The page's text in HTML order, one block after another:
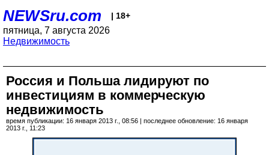
NEWSru.com | 18+
пятница, 7 августа 2026
Недвижимость
Россия и Польша лидируют по
инвестициям в коммерческую
недвижимость
время публикации: 16 января 2013 г., 08:56 | последнее обновление: 16 января
2013 г., 11:23